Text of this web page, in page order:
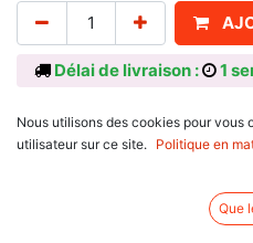
Délai de livraison : 1
Pour embrayage humide, pour Case
série Maxxum : 5120, 5130,
Nous utilisons des cookies pour vous
utilisateur sur ce site.
Politique en
Que